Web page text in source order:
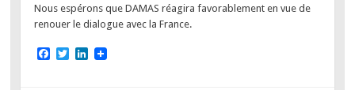
Nous espérons que DAMAS réagira favorablement en vue de
renouer le dialogue avec la France.
F
T
L